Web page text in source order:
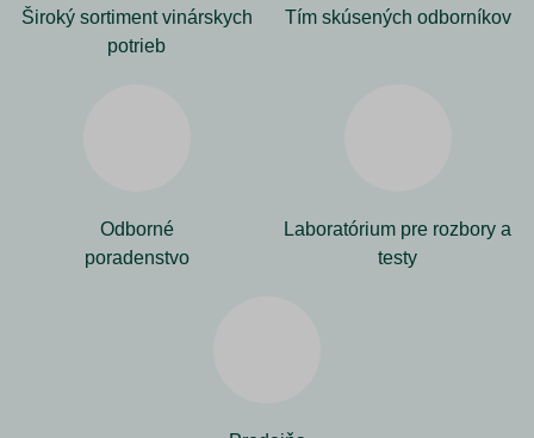
Široký sortiment vinárskych
potrieb
Tím skúsených odborníkov
Odborné
poradenstvo
Laboratórium pre rozbory a
testy